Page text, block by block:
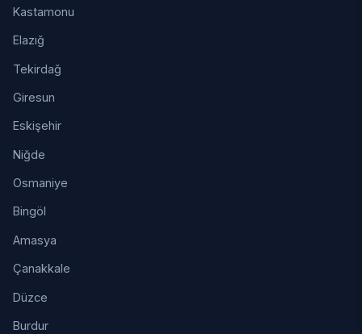
Kastamonu
Elazığ
Tekirdağ
Giresun
Eskişehir
Niğde
Osmaniye
Bingöl
Amasya
Çanakkale
Düzce
Burdur